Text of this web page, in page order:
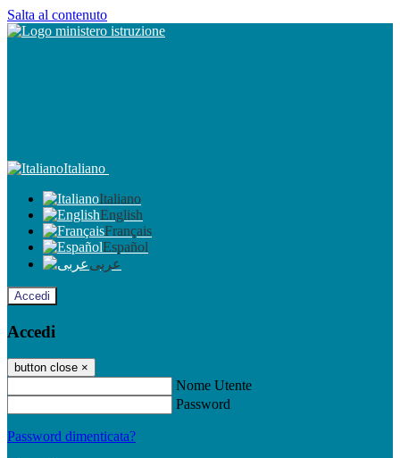
Salta al contenuto
Italiano
Italiano
English
Français
Español
عربى
Accedi
Accedi
button close ×
Nome Utente
Password
Password dimenticata?